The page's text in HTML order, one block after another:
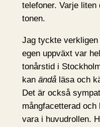
telefoner. Varje
tonen.
Jag tyckte
egen uppväxt var
tonårstid i
kan ändåläsa och
Det är också
mångfacetterad
vara i huvudrollen.